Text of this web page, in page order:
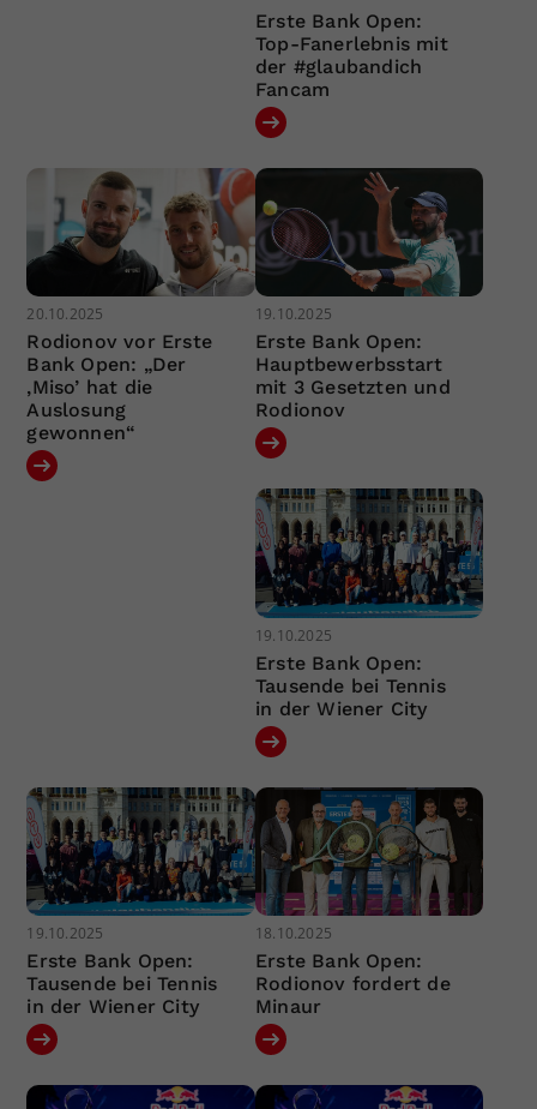
Erste Bank Open:
Top-Fanerlebnis mit
der #glaubandich
Fancam
20.10.2025
Rodionov vor Erste
Bank Open: „Der
‚Miso’ hat die
Auslosung
gewonnen“
19.10.2025
Erste Bank Open:
Hauptbewerbsstart
mit 3 Gesetzten und
Rodionov
19.10.2025
Erste Bank Open:
Tausende bei Tennis
in der Wiener City
19.10.2025
Erste Bank Open:
Tausende bei Tennis
in der Wiener City
18.10.2025
Erste Bank Open:
Rodionov fordert de
Minaur